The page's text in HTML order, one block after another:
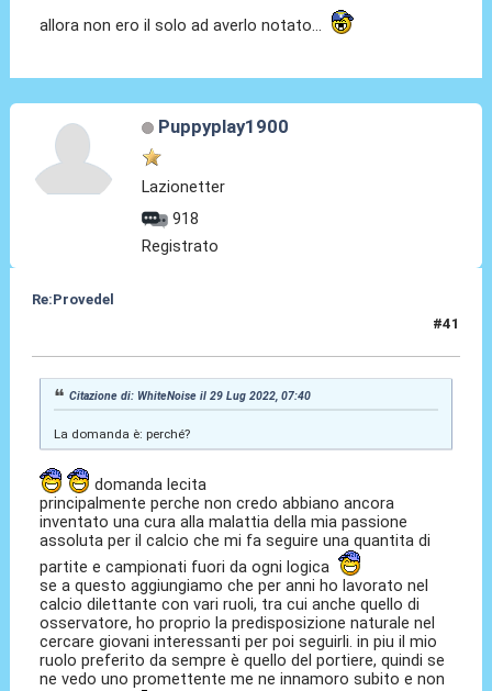
allora non ero il solo ad averlo notato...
Puppyplay1900
Lazionetter
918
Registrato
Re:Provedel
#41
Citazione di: WhiteNoise il 29 Lug 2022, 07:40
La domanda è: perché?
domanda lecita
principalmente perche non credo abbiano ancora
inventato una cura alla malattia della mia passione
assoluta per il calcio che mi fa seguire una quantita di
partite e campionati fuori da ogni logica
se a questo aggiungiamo che per anni ho lavorato nel
calcio dilettante con vari ruoli, tra cui anche quello di
osservatore, ho proprio la predisposizione naturale nel
cercare giovani interessanti per poi seguirli. in piu il mio
ruolo preferito da sempre è quello del portiere, quindi se
ne vedo uno promettente me ne innamoro subito e non